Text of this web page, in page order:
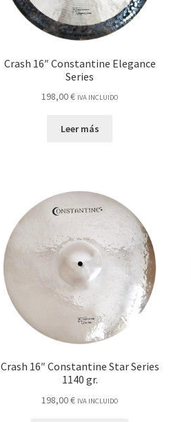
Crash 16″ Constantine Elegance
Series
198,00€ IVA INCLUIDO
Leer más
Crash 16″ Constantine Star Series
1140 gr.
198,00€ IVA INCLUIDO